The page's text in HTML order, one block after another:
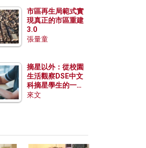
市區再生局範式實
現真正的市區重建
3.0
張量童
摘星以外：從校園
生活觀察DSE中文
科摘星學生的一點
特質
來文